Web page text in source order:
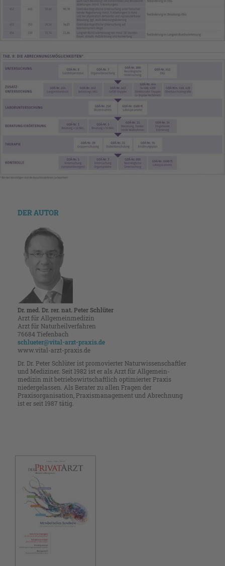
DER AUTOR
Dr. med. Dr. rer. nat. Peter Schlüter
Arzt für Allgemeinmedizin
Arzt für Naturheilverfahren
76684 Tiefenbach
schlueter@vital-arzt-praxis.de
www.vital-arzt-praxis.de
Dr. Dr. Peter Schlüter ist promo­vierter Naturwissenschaftler
und ­Mediziner. Seit 1982 ist er als Arzt für Allgemein­
medizin mit betriebs­­wirtschaftlich ­opti­mierter Praxis
nieder­gelassen. Als Berater zu allen ­Fragen der
Praxisorganisation, Praxis­manage­­ment und ­Abrechnung
ist er seit 1987 tätig.